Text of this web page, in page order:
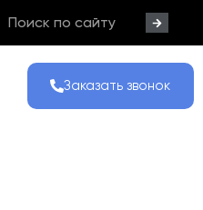
Заказать звонок